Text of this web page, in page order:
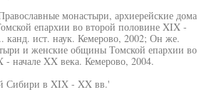
монастыри, архиерейские дома
епархии во второй половине XIX -
канд. ист. наук. Кемерово, 2002; Он же.
и женские общины Томской епархии во
начале XX века. Кемерово, 2004.
Сибири в XIX - XX вв.'